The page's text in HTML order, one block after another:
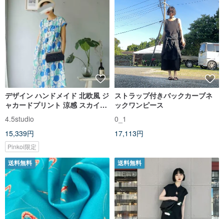
デザイン ハンドメイド 北欧風 ジ
ャカードプリント 涼感 スカイブ
ルー袖付き 丸首 アンブレラバー
ジョン ワンピース
4.5studio
15,339円
Pinkoi限定
ストラップ付きバックカーブネ
ックワンピース
0_1
17,113円
送料無料 送料無料